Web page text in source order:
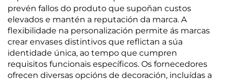
prevén fallos do produto que supoñan custos
elevados e mantén a reputación da marca. A
flexibilidade na personalización permite ás marcas
crear envases distintivos que reflictan a súa
identidade única, ao tempo que cumpren
requisitos funcionais específicos. Os fornecedores
ofrecen diversas opcións de decoración, incluídas a